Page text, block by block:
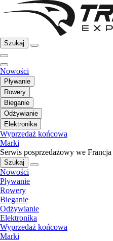
Szukaj
Nowości
Pływanie
Rowery
Bieganie
Odżywianie
Elektronika
Wyprzedaż końcowa
Marki
Serwis posprzedażowy we Francja
Szukaj
Nowości
Pływanie
Rowery
Bieganie
Odżywianie
Elektronika
Wyprzedaż końcowa
Marki